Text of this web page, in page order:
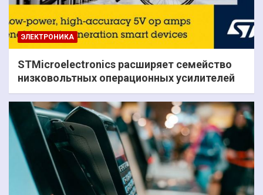
ЭЛЕКТРОНИКА
STMicroelectronics расширяет семейство
низковольтных операционных усилителей